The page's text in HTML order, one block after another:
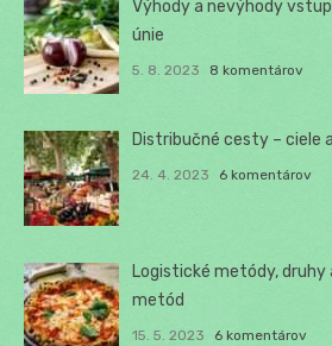
Výhody a nevýhody
únie
5. 8. 2023 8 komentárov
Distribučné cesty – ciele
24. 4. 2023 6 komentárov
Logistické metódy,
metód
15. 5. 2023 6 komentárov